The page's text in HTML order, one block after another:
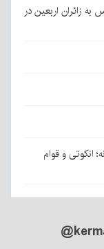
زائران اربعین در
انکوتی و قوام